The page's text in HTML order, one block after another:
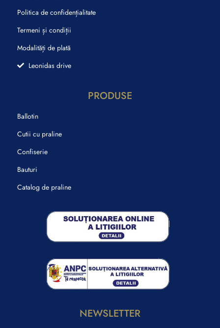
Politica de confidențialitate
Termeni și condiții
Modalități de plată
Leonidas drive
PRODUSE
Ballotin
Cutii cu praline
Confiserie
Bauturi
Catalog de praline
NEWSLETTER